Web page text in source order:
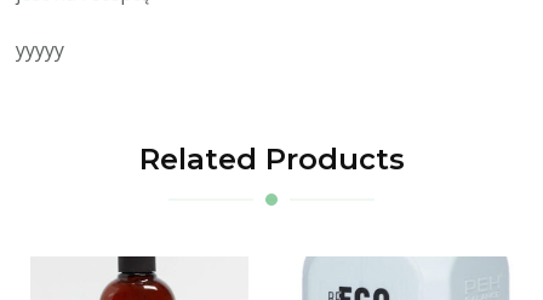
yyyyy
Related Products